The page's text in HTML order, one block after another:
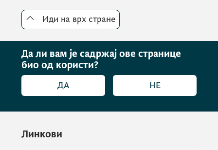
Иди на врх стране
Да ли вам је садржај ове странице
био од користи?
ДА НЕ
Линкови